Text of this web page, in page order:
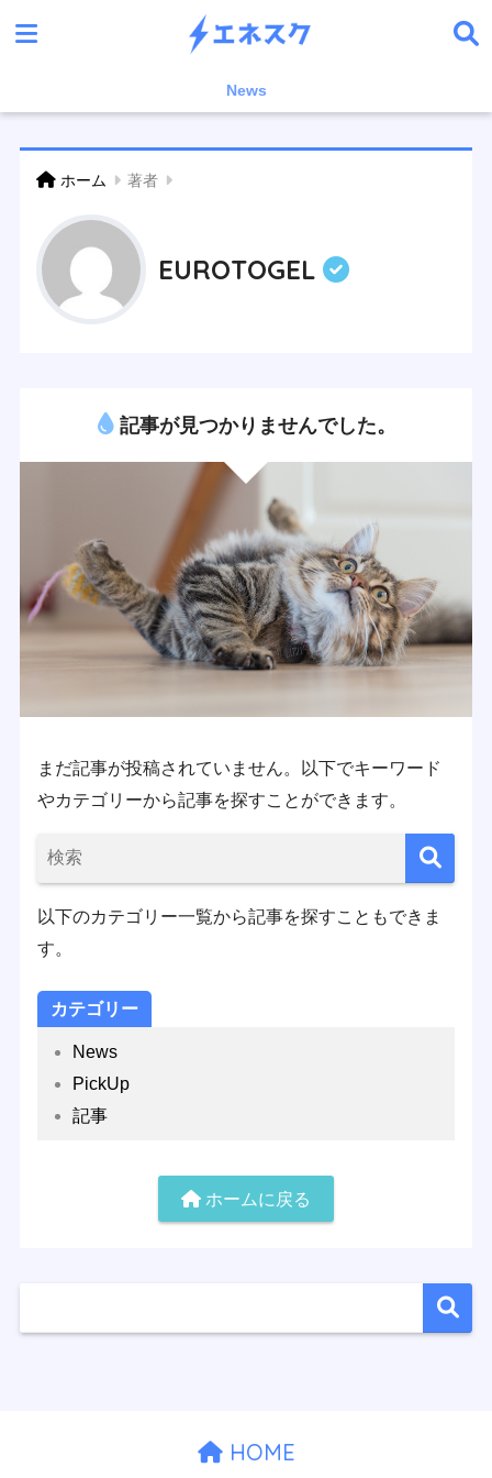
News
ホーム 著者
EUROTOGEL
記事が見つかりませんでした。
まだ記事が投稿されていません。以下でキーワード
やカテゴリーから記事を探すことができます。
以下のカテゴリー一覧から記事を探すこともできま
す。
カテゴリー
News
PickUp
記事
ホームに戻る
HOME